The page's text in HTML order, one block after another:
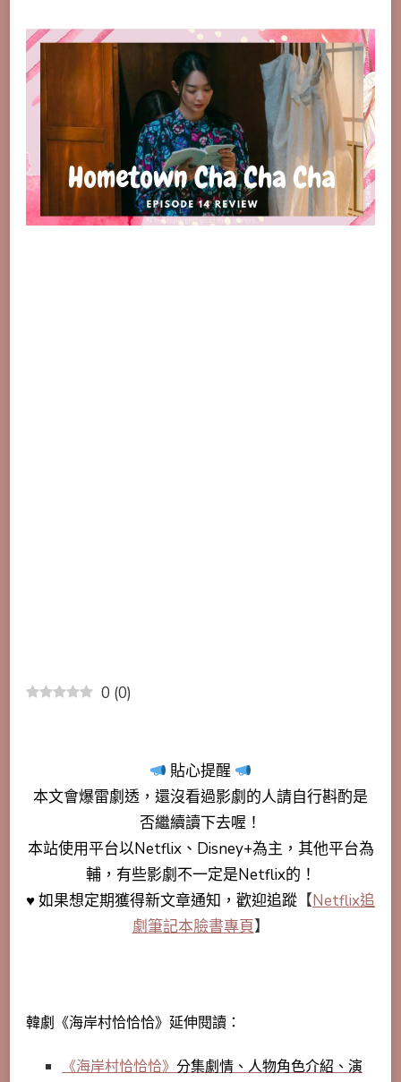
14
劇
情、
評
價
心
得：
陰
影
0 (0)
貼心提醒
本文會爆雷劇透 ，還沒看過影劇的人請自行斟酌是
否繼續讀下去喔！
本站使用平台以Netflix、Disney+為主，其他平台為
輔，有些影劇不一定是Netflix的！
♥ 如果想定期獲得新文章通知，歡迎追蹤 【Netflix追
劇筆記本臉書專頁】
韓劇《海岸村恰恰恰》延伸閱讀：
《海岸村恰恰恰》 分集劇情、人物角色介紹、演